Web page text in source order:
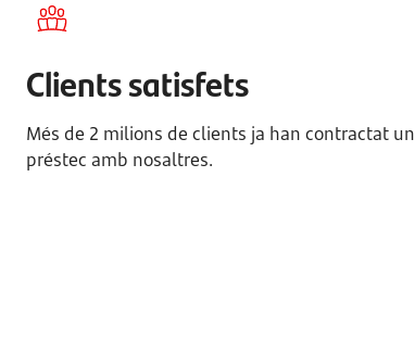
Clients satisfets
Més de 2 milions de clients ja han contractat un
préstec amb nosaltres.